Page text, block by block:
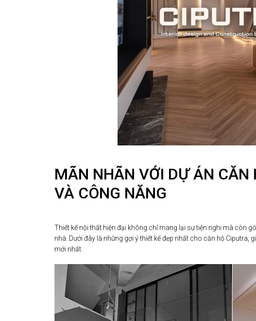
MÃN NHÃN VỚI DỰ ÁN
VÀ CÔNG NĂNG
Thiết kế nội thất hiện đại không chỉ mang lại sự tiện nghi mà còn
nhà. Dưới đây là những gợi ý thiết kế đẹp nhất cho căn hộ Ciputra,
mới nhất.